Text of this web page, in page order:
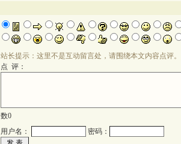
站长提示：这里不是互动留言处，请围绕本文内容点评。
点 评：
数0
用户名：
密码：